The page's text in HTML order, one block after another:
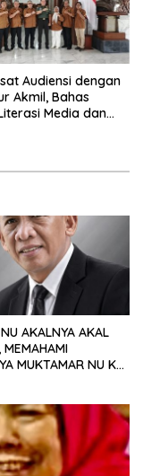
Audiensi dengan
Akmil, Bahas
Media dan
AKALNYA AKAL
MEMAHAMI
MUKTAMAR NU KE